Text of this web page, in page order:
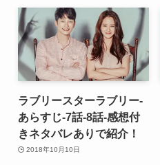
ラブリースターラブリー-
あらすじ-7話-8話-感想付
きネタバレありで紹介！
2018年10月10日